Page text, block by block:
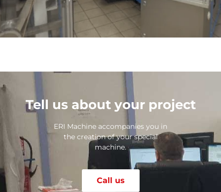
Tell us about your project
ERI Machine accompanies you in
the creation of your special
machine.
Call us